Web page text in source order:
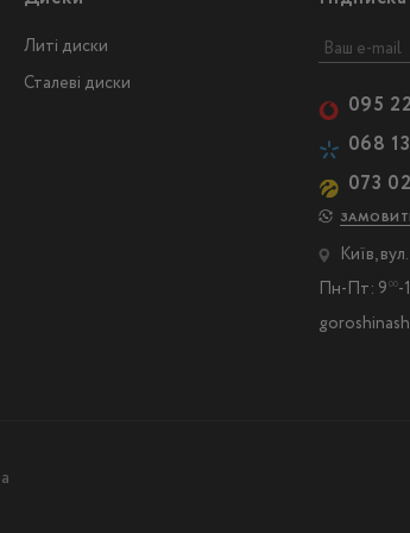
Литі диски
Сталеві диски
095
068
073
Київ,
Пн-Пт: 9 00-